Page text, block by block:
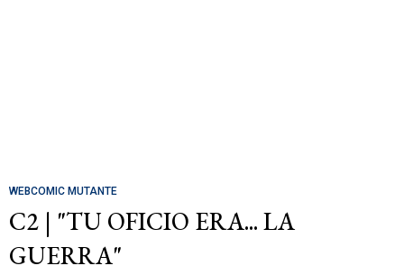
WEBCOMIC MUTANTE
C2 | "TU OFICIO ERA... LA
GUERRA"